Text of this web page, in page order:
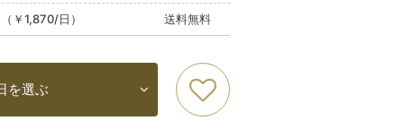
￥1,870/日） 送料無料
を選ぶ